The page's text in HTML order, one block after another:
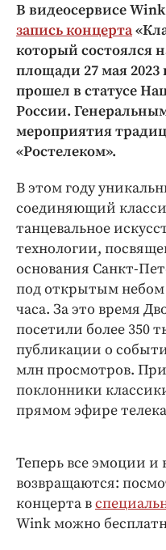
Издания
Медиаперсона
Интересное
Клиника года
Бренд года
Работодатель
В видеосервисе
запись концерта
который состоялся
площади 27 мая 2023
прошел в статусе
России.
мероприятия
«Ростелеком».
В этом году
соединяющий
танцевальное
технологии,
основания Санкт-
под открытым небом
часа. За это время
посетили более 350
публикации о
млн просмотров.
поклонники
прямом эфире
Теперь все эмоции и
возвращаются:
концерта в
Wink можно